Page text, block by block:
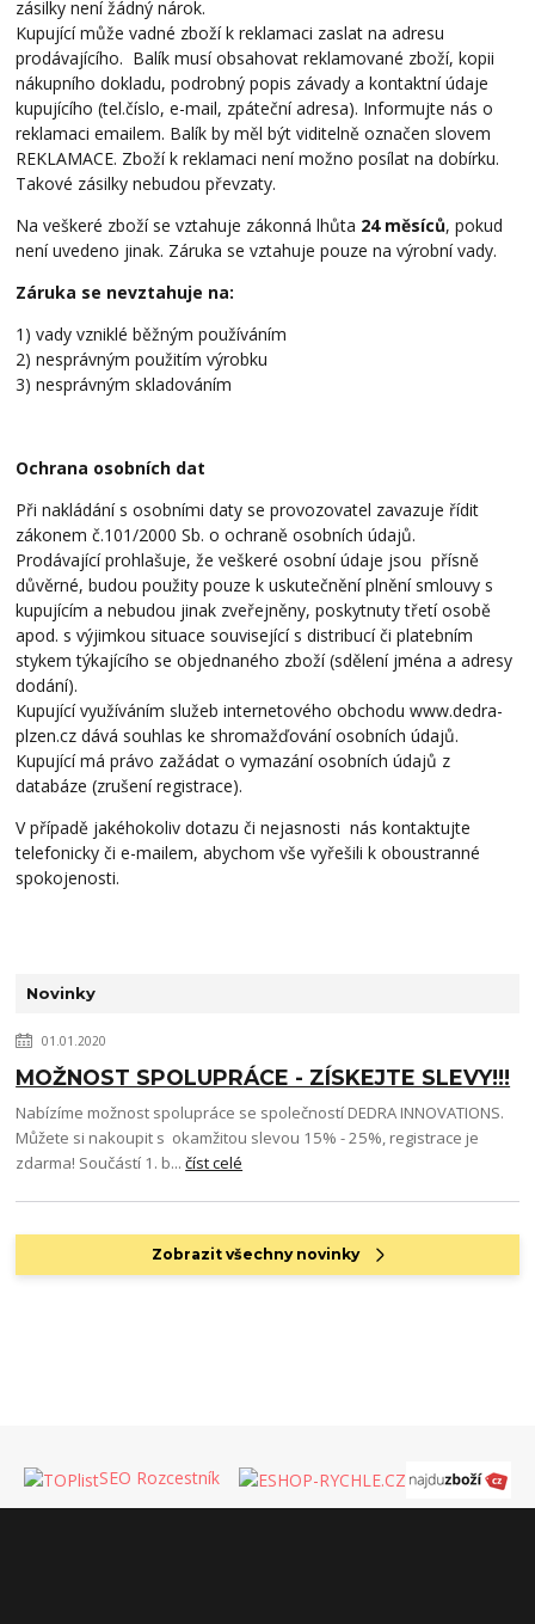
Novinky
01.01.2020
MOŽNOST SPOLUPRÁCE - ZÍSKEJTE SLEVY!!!
Nabízíme možnost spolupráce se společností DEDRA INNOVATIONS.
Můžete si nakoupit s okamžitou slevou 15% - 25%, registrace je
zdarma! Součástí 1. b...číst celé
Zobrazit všechny novinky
zásilky není žádný nárok.
Kupující může vadné zboží k reklamaci zaslat na adresu
prodávajícího. Balík musí obsahovat reklamované zboží, kopii
nákupního dokladu, podrobný popis závady a kontaktní údaje
kupujícího (tel.číslo, e-mail, zpáteční adresa). Informujte nás o
reklamaci emailem. Balík by měl být viditelně označen slovem
REKLAMACE. Zboží k reklamaci není možno posílat na dobírku.
Takové zásilky nebudou převzaty.
Na veškeré zboží se vztahuje zákonná lhůta 24 měsíců, pokud
není uvedeno jinak. Záruka se vztahuje pouze na výrobní vady.
Záruka se nevztahuje na:
1) vady vzniklé běžným používáním
2) nesprávným použitím výrobku
3) nesprávným skladováním
Ochrana osobních dat
Při nakládání s osobními daty se provozovatel zavazuje řídit
zákonem č.101/2000 Sb. o ochraně osobních údajů.
Prodávající prohlašuje, že veškeré osobní údaje jsou přísně
důvěrné, budou použity pouze k uskutečnění plnění smlouvy s
kupujícím a nebudou jinak zveřejněny, poskytnuty třetí osobě
apod. s výjimkou situace související s distribucí či platebním
stykem týkajícího se objednaného zboží (sdělení jména a adresy
dodání).
Kupující využíváním služeb internetového obchodu www.dedra-
plzen.cz dává souhlas ke shromažďování osobních údajů.
Kupující má právo zažádat o vymazání osobních údajů z
databáze (zrušení registrace).
V případě jakéhokoliv dotazu či nejasnosti nás kontaktujte
telefonicky či e-mailem, abychom vše vyřešili k oboustranné
spokojenosti.
SEO Rozcestník